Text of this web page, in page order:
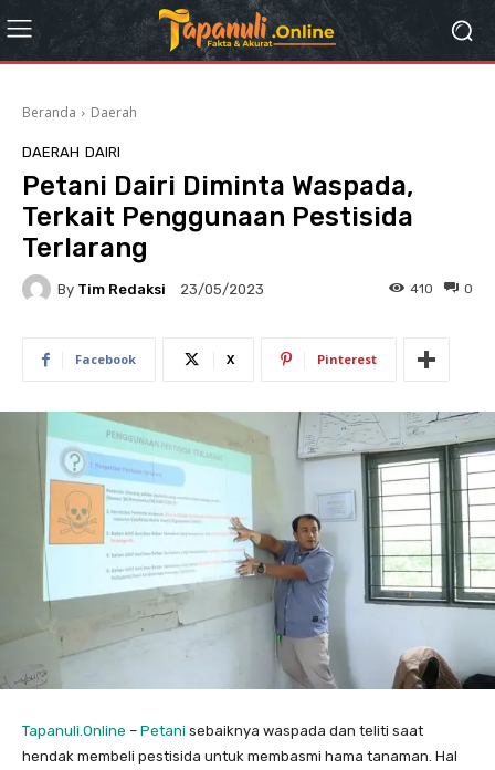
Beranda Daerah
DAERAH DAIRI
Petani Dairi Diminta Waspada,
Terkait Penggunaan Pestisida
Terlarang
By Tim Redaksi 23/05/2023 0
410
Facebook X Pinterest
Tapanuli.Online – Petani sebaiknya waspada dan teliti saat
hendak membeli pestisida untuk membasmi hama tanaman. Hal